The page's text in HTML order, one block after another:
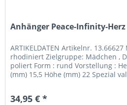
Anhänger Peace-Infinity-Herz
ARTIKELDATEN Artikelnr.
rhodiniert Zielgruppe: Mädchen ,
poliert Form : rund Vorstellung :
(mm) 15,5 Höhe (mm) 22 Spezial
34,95 € *